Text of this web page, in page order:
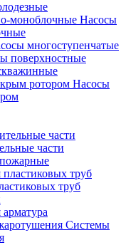
Насосы
многоступенчатые
поверхностные
Насосы
части
труб
Системы